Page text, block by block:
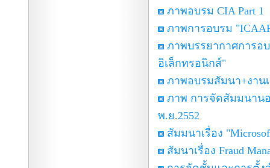
ภาพอบรม CIA Part 1
ภาพการอบรม
ภาพบรรยากาศการอ
อิเล็กทรอนิกส์"
ภาพอบรมสัมนา+งาน
ภาพ การจัดสัมมนาน
พ.ย.2552
สัมมนาเรื่อง
สัมนาเรื่อง Fraud